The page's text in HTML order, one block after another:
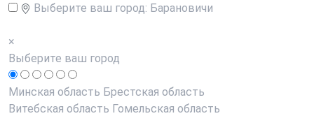
Выберите ваш город: Барановичи
×
Выберите ваш город
Минская область Брестская область
Витебская область Гомельская область